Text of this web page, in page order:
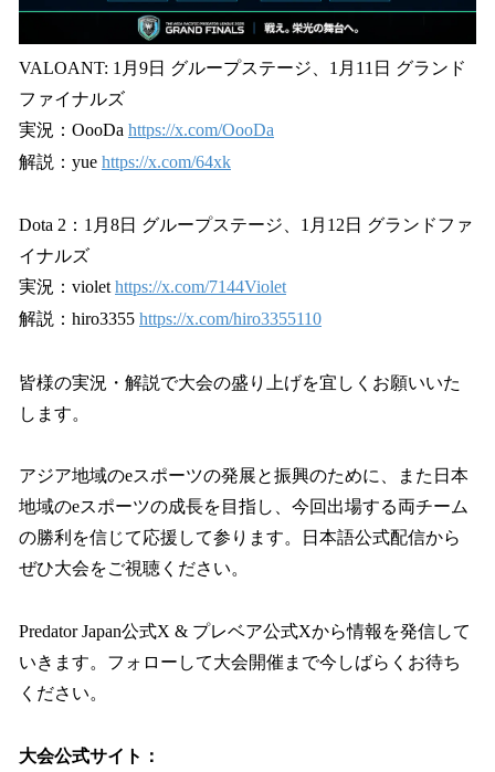
VALOANT: 1月9日 グループステージ、1月11日 グランド
ファイナルズ
実況：OooDa https://x.com/OooDa
解説：yue https://x.com/64xk
Dota 2：1月8日 グループステージ、1月12日 グランドファ
イナルズ
実況：violet https://x.com/7144Violet
解説：hiro3355 https://x.com/hiro3355110
皆様の実況・解説で大会の盛り上げを宜しくお願いいた
します。
アジア地域のeスポーツの発展と振興のために、また日本
地域のeスポーツの成長を目指し、今回出場する両チーム
の勝利を信じて応援して参ります。日本語公式配信から
ぜひ大会をご視聴ください。
Predator Japan公式X & プレベア公式Xから情報を発信して
いきます。フォローして大会開催まで今しばらくお待ち
ください。
大会公式サイト：